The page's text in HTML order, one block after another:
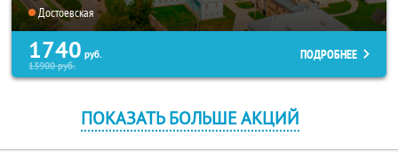
Достоевская
1740 руб.
13900руб.
ПОДРОБНЕЕ
ПОКАЗАТЬ БОЛЬШЕ АКЦИЙ